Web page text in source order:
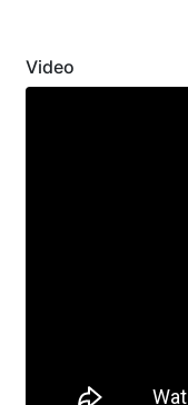
Video